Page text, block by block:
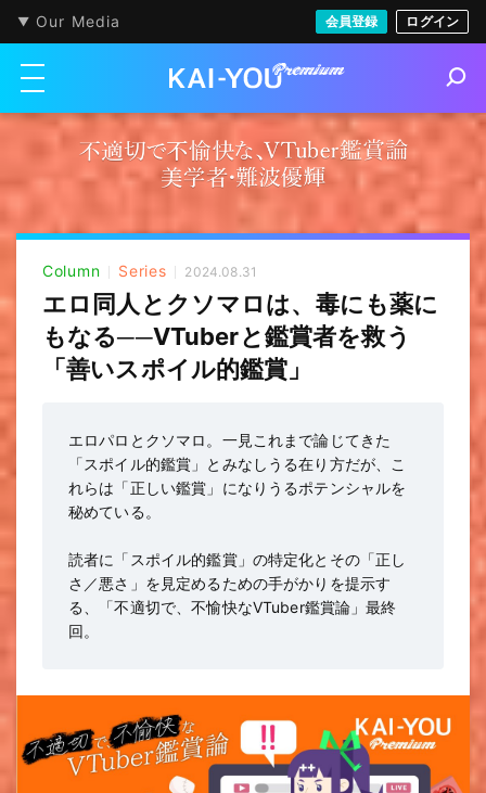
Our Media 会員登録 ログイン
メニューを開く
e
Column Series 2024.08.31
エロ同人とクソマロは、毒にも薬に
もなる──VTuberと鑑賞者を救う
「善いスポイル的鑑賞」
エロパロとクソマロ。一見これまで論じてきた
「スポイル的鑑賞」とみなしうる在り方だが、こ
れらは「正しい鑑賞」になりうるポテンシャルを
秘めている。
読者に「スポイル的鑑賞」の特定化とその「正し
さ／悪さ」を見定めるための手がかりを提示す
る、「不適切で、不愉快なVTuber鑑賞論」最終
回。